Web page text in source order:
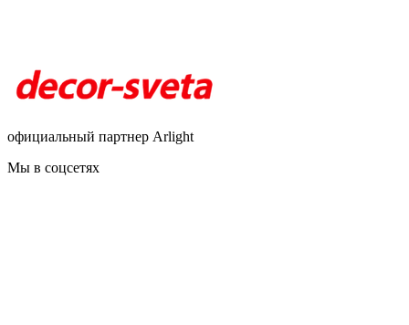
официальный партнер Arlight
Мы в соцсетях